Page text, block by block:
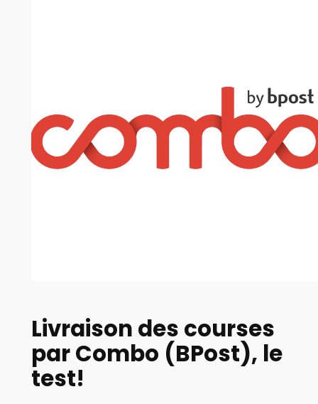
Livraison des courses
par Combo (BPost), le
test!